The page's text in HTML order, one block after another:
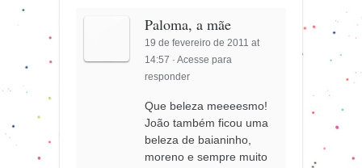
Paloma, a mãe
19 de fevereiro de 2011 at
14:57 ·Acesse para
responder
Que beleza meeeesmo!
João também ficou uma
beleza de baianinho,
moreno e sempre muito